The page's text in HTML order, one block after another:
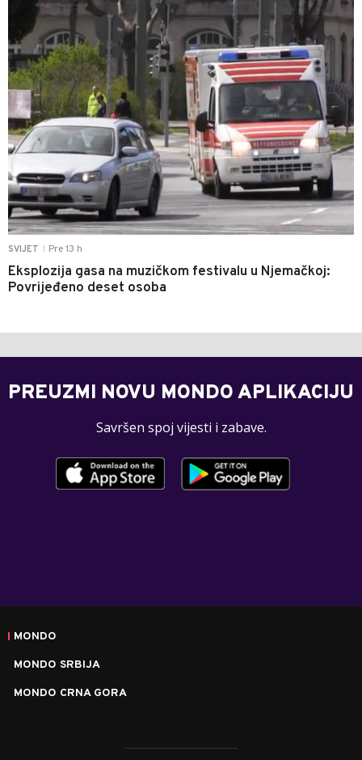
SVIJET Pre 13 h
Eksplozija gasa na muzičkom festivalu u Njemačkoj:
Povrijeđeno deset osoba
PREUZMI NOVU MONDO APLIKACIJU
Savršen spoj vijesti i zabave.
MONDO
MONDO SRBIJA
MONDO CRNA GORA